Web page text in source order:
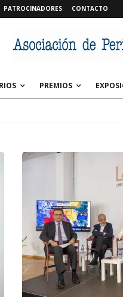
PATROCINADORES CONTACTO
PREMIOS